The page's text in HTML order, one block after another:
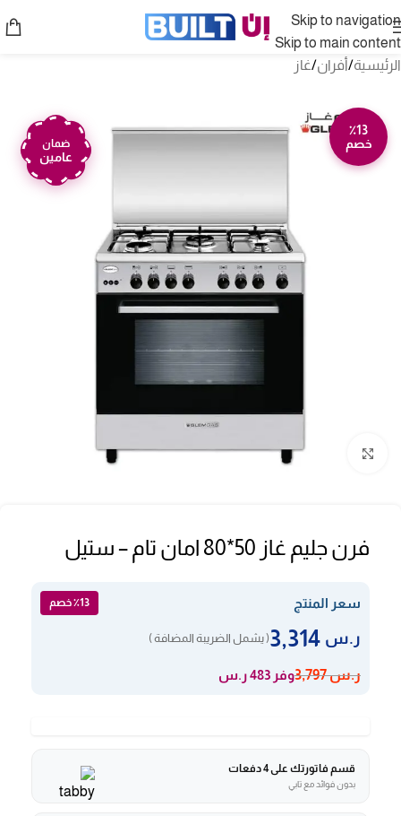
Skip to navigation
Skip to main content
الرئيسية/أفران/غاز
٪13
خصم
ضمان
عامين
Click to enlarge
فرن جليم غاز 50*80 امان تام – ستيل
سعر المنتج ٪13 خصم
ر.س ( يشمل الضريبة المضافة )
ر.س3,797 وفر 483 ر.س
قسم فاتورتك على 4 دفعات
بدون فوائد مع تابي